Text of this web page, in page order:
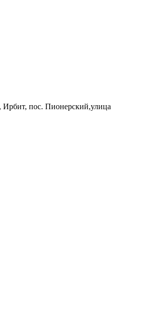
Ирбит, пос. Пионерский,улица